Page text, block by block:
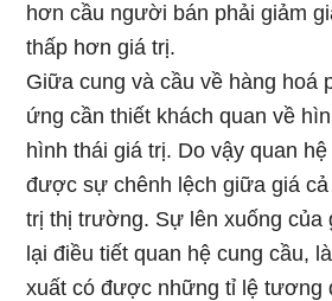
hơn cầu người bán phải giảm
thấp hơn giá trị.
Giữa cung và cầu về hàng hoá
ứng cần thiết khách quan về
hình thái giá trị. Do vậy quan
được sự chênh lệch giữa giá
trị thị trường. Sự lên xuống của
lại điều tiết quan hệ cung cầu,
xuất có được những tỉ lệ tương